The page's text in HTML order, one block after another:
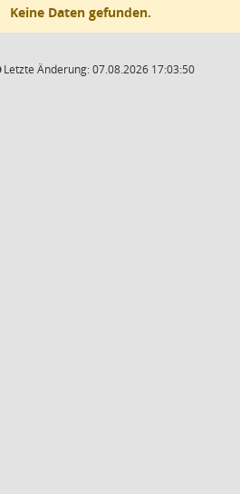
Keine Daten gefunden.
Letzte Änderung: 07.08.2026 17:03:50